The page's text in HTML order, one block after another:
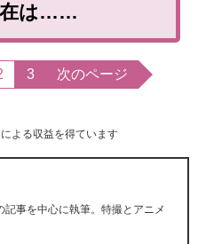
在は……
3 次のページ
よる収益を得ています
記事を中心に執筆。特撮とアニメ